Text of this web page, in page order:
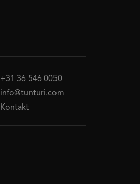
+31 36 546 0050
info@tunturi.com
Kontakt